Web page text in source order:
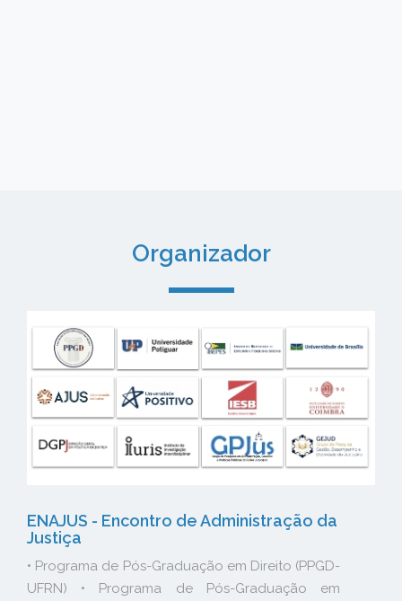
Organizador
ENAJUS - Encontro de Administração da
Justiça
• Programa de Pós-Graduação em Direito (PPGD-
UFRN) • Programa de Pós-Graduação em